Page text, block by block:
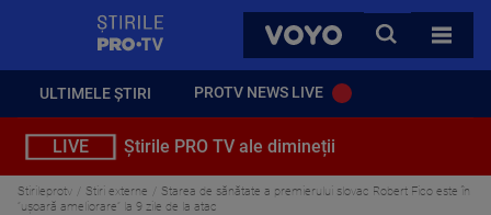
VOYO
CAUTA
TOATE
ULTIMELE ȘTIRI PROTV NEWS LIVE
LIVE Știrile PRO TV ale dimineții
Stirileprotv Stiri externe
Starea de sănătate a premierului slovac Robert Fico este în
”uşoară ameliorare” la 9 zile de la atac